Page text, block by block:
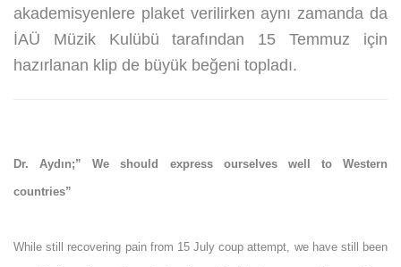
akademisyenlere plaket verilirken aynı zamanda da
İAÜ Müzik Kulübü tarafından 15 Temmuz için
hazırlanan klip de büyük beğeni topladı.
Dr. Aydın;” We should express ourselves well to Western
countries”
While still recovering pain from 15 July coup attempt, we have still been